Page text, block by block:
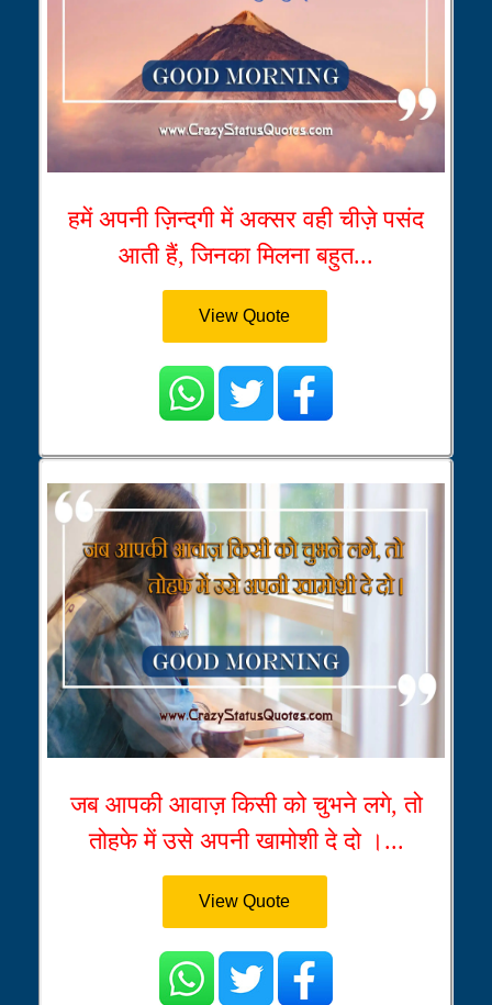
हमें अपनी ज़िन्दगी में अक्सर वही चीज़े पसंद
आती हैं, जिनका मिलना बहुत...
View Quote
जब आपकी आवाज़ किसी को चुभने लगे, तो
तोहफे में उसे अपनी खामोशी दे दो ।...
View Quote